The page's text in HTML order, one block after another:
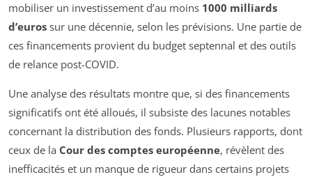
mobiliser un investissement d’au moins 1000 milliards
d’euros sur une décennie, selon les prévisions. Une partie de
ces financements provient du budget septennal et des outils
de relance post-COVID.
Une analyse des résultats montre que, si des financements
significatifs ont été alloués, il subsiste des lacunes notables
concernant la distribution des fonds. Plusieurs rapports, dont
ceux de la Cour des comptes européenne, révèlent des
inefficacités et un manque de rigueur dans certains projets